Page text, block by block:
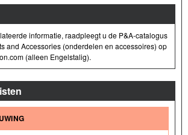
informatie, raadpleegt u de P&A-catalogus
and Accessories (onderdelen en accessoires) op
(alleen Engelstalig).